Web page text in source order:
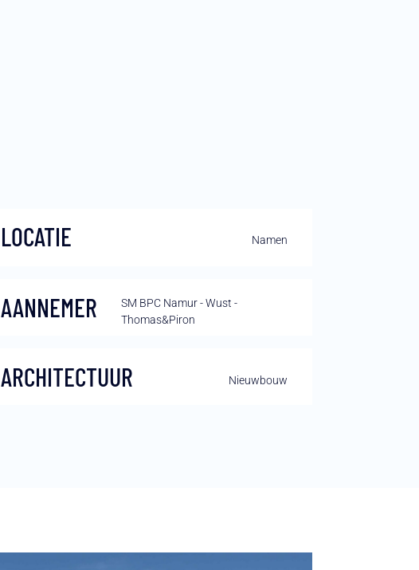
LOCATIE Namen
AANNEMER
SM BPC Namur - Wust -
Thomas&Piron
ARCHITECTUUR Nieuwbouw